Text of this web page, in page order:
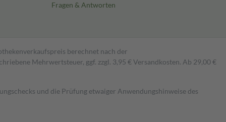
Fragen & Antworten
berechnet nach der
Mehrwertsteuer, ggf. zzgl. 3,95 € Versandkosten. Ab 29,00 €
und die Prüfung etwaiger Anwendungshinweise des